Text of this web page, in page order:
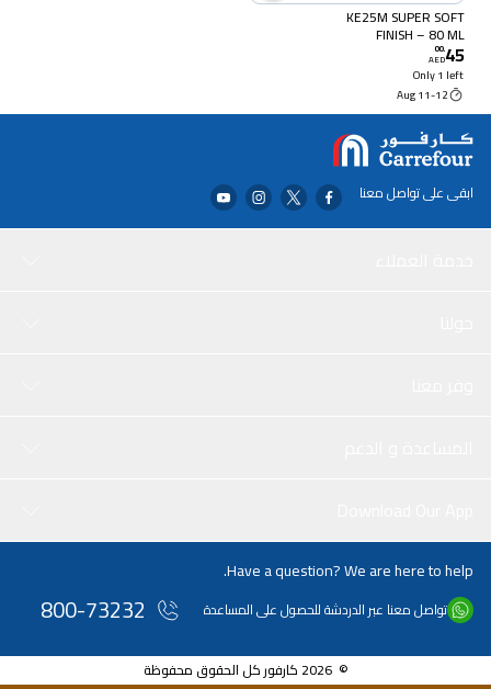
KE25M SUPER SOFT
FINISH – 80 ML
45
.
00
AED
Only 1 left
11-12 Aug
ابقى على تواصل معنا
Have a question? We are here to help.
تواصل معنا عبر الدردشة للحصول على المساعدة 800-73232
© 2026 كارفور كل الحقوق محفوظة